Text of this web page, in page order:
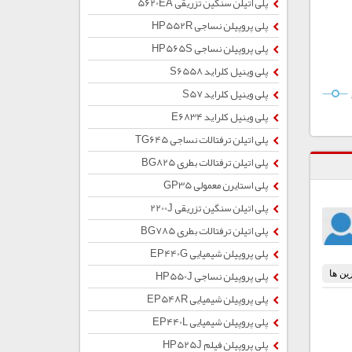
پلی پروپیلن نساجی HP552R
پلی پروپیلن نساجی HP565S
پلی وینیل کلراید S6558
پلی وینیل کلراید S57
پلی وینیل کلراید E6834
پلی اتیلن ترفتالات نساجی TG645
پلی اتیلن ترفتالات بطری BG825
پلی استایرن معمولی GP35
پلی اتیلن سنگین تزریقی 2200J
پلی اتیلن ترفتالات بطری BG785
پلی پروپیلن شیمیایی EP440G
پلی پروپیلن نساجی HP550J
پلی پروپیلن شیمیایی EP548R
پلی پروپیلن شیمیایی EP440L
پلی پروپیلن فیلم HP525J